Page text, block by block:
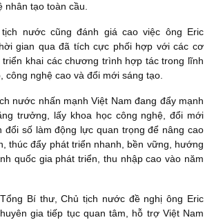
tạo toàn cầu.
nước cũng đánh giá cao việc ông Eric
gian qua đã tích cực phối hợp với các cơ
triển khai các chương trình hợp tác trong lĩnh
công nghệ cao và đổi mới sáng tạo.
nước nhấn mạnh Việt Nam đang đẩy mạnh
trưởng, lấy khoa học công nghệ, đổi mới
đổi số làm động lực quan trọng để nâng cao
thúc đẩy phát triển nhanh, bền vững, hướng
quốc gia phát triển, thu nhập cao vào năm
Bí thư, Chủ tịch nước đề nghị ông Eric
gia tiếp tục quan tâm, hỗ trợ Việt Nam